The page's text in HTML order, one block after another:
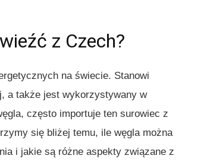
z Czech?
na świecie. Stanowi
a także jest wykorzystywany w
często importuje ten surowiec z
się bliżej temu, ile węgla można
i jakie są różne aspekty związane z